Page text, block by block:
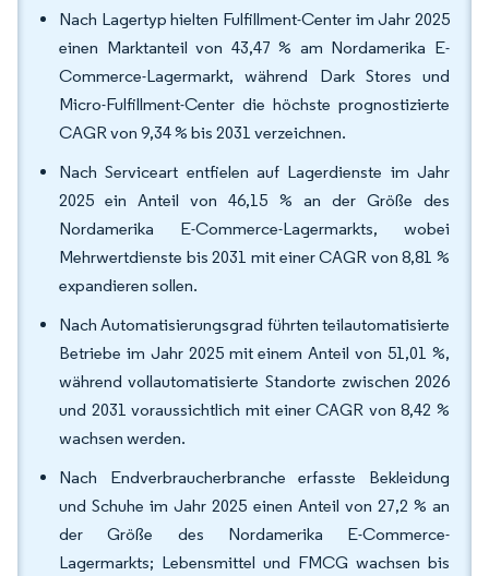
Nach Lagertyp hielten Fulfillment-Center im Jahr 2025
einen Marktanteil von 43,47 % am Nordamerika E-
Commerce-Lagermarkt, während Dark Stores und
Micro-Fulfillment-Center die höchste prognostizierte
CAGR von 9,34 % bis 2031 verzeichnen.
Nach Serviceart entfielen auf Lagerdienste im Jahr
2025 ein Anteil von 46,15 % an der Größe des
Nordamerika E-Commerce-Lagermarkts, wobei
Mehrwertdienste bis 2031 mit einer CAGR von 8,81 %
expandieren sollen.
Nach Automatisierungsgrad führten teilautomatisierte
Betriebe im Jahr 2025 mit einem Anteil von 51,01 %,
während vollautomatisierte Standorte zwischen 2026
und 2031 voraussichtlich mit einer CAGR von 8,42 %
wachsen werden.
Nach Endverbraucherbranche erfasste Bekleidung
und Schuhe im Jahr 2025 einen Anteil von 27,2 % an
der Größe des Nordamerika E-Commerce-
Lagermarkts; Lebensmittel und FMCG wachsen bis